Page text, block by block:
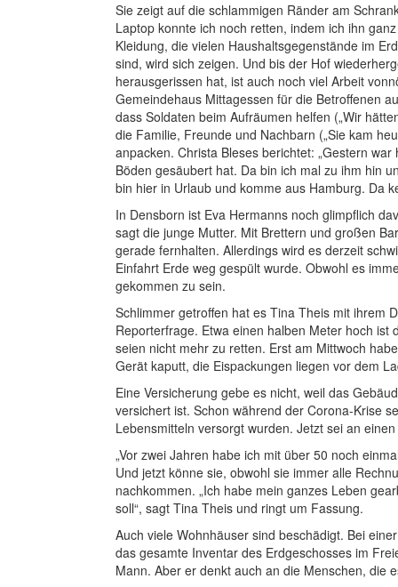
Sie zeigt auf die schlammigen Ränder am
Laptop konnte ich noch retten, indem ich ihn
Kleidung, die vielen Haushaltsgegenstände im
sind, wird sich zeigen. Und bis der Hof
herausgerissen hat, ist auch noch viel Arbeit
Gemeindehaus Mittagessen für die Betroffenen
dass Soldaten beim Aufräumen helfen („Wir
die Familie, Freunde und Nachbarn („Sie kam
anpacken. Christa Bleses berichtet: „Gestern
Böden gesäubert hat. Da bin ich mal zu ihm hin
bin hier in Urlaub und komme aus Hamburg. Da
In Densborn ist Eva Hermanns noch glimpflich
sagt die junge Mutter. Mit Brettern und großen
gerade fernhalten. Allerdings wird es derzeit
Einfahrt Erde weg gespült wurde. Obwohl es
gekommen zu sein.
Schlimmer getroffen hat es Tina Theis mit ihrem
Reporterfrage. Etwa einen halben Meter hoch
seien nicht mehr zu retten. Erst am Mittwoch
Gerät kaputt, die Eispackungen liegen vor dem
Eine Versicherung gebe es nicht, weil das
versichert ist. Schon während der Corona-Krise
Lebensmitteln versorgt wurden. Jetzt sei an
„Vor zwei Jahren habe ich mit über 50 noch
Und jetzt könne sie, obwohl sie immer alle
nachkommen. „Ich habe mein ganzes Leben
soll“, sagt Tina Theis und ringt um Fassung.
Auch viele Wohnhäuser sind beschädigt. Bei
das gesamte Inventar des Erdgeschosses im
Mann. Aber er denkt auch an die Menschen, die